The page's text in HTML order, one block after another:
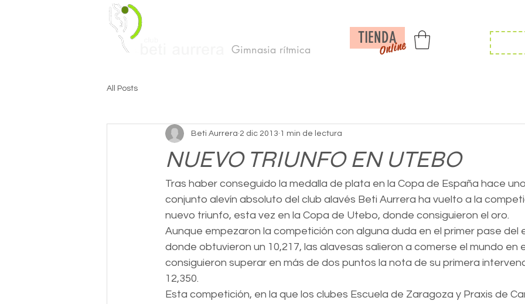
Gimnasia rítmica
TIENDA
Online
All Posts
NUEVO TRIUNFO EN UTEBO
Beti Aurrera 2 dic 2013 1 min de lectura
Tras haber conseguido la medalla de plata en la Copa de España hace
conjunto alevín absoluto del club alavés Beti Aurrera ha vuelto a la
nuevo triunfo, esta vez en la Copa de Utebo, donde consiguieron el oro.
Aunque empezaron la competición con alguna duda en el primer pase del
donde obtuvieron un 10,217, las alavesas salieron a comerse el mundo en
consiguieron superar en más de dos puntos la nota de su primera
12,350.
Esta competición, en la que los clubes Escuela de Zaragoza y Praxis de